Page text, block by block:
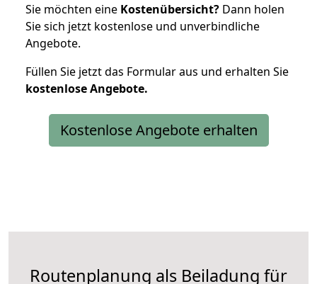
Sie möchten eine Kostenübersicht? Dann holen
Sie sich jetzt kostenlose und unverbindliche
Angebote.
Füllen Sie jetzt das Formular aus und erhalten Sie
kostenloseAngebote.
Kostenlose Angebote erhalten
Routenplanung als Beiladung für